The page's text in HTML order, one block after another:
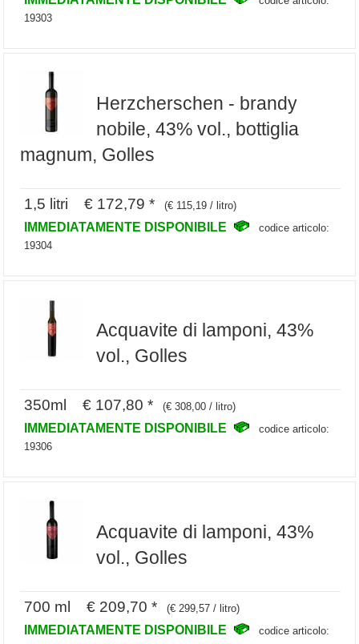
19303
Herzcherschen - brandy
nobile, 43% vol., bottiglia
magnum, Golles
1,5 litri € 172,79 * (€ 115,19 / litro)
IMMEDIATAMENTE DISPONIBILE
codice articolo:
19304
Acquavite di lamponi, 43%
vol., Golles
350ml € 107,80 * (€ 308,00 / litro)
IMMEDIATAMENTE DISPONIBILE
codice articolo:
19306
Acquavite di lamponi, 43%
vol., Golles
700 ml € 209,70 * (€ 299,57 / litro)
IMMEDIATAMENTE DISPONIBILE
codice articolo: